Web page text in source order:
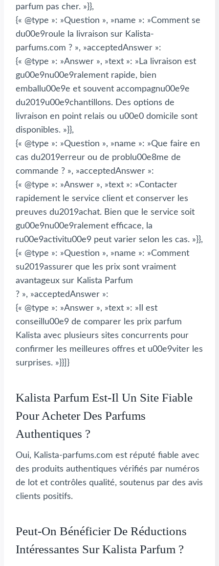
parfum pas cher. »}},
{« @type »: »Question », »name »: »Comment se
du00e9roule la livraison sur Kalista-
parfums.com ? », »acceptedAnswer »:
{« @type »: »Answer », »text »: »La livraison est
gu00e9nu00e9ralement rapide, bien
emballu00e9e et souvent accompagnu00e9e
du2019u00e9chantillons. Des options de
livraison en point relais ou u00e0 domicile sont
disponibles. »}},
{« @type »: »Question », »name »: »Que faire en
cas du2019erreur ou de problu00e8me de
commande ? », »acceptedAnswer »:
{« @type »: »Answer », »text »: »Contacter
rapidement le service client et conserver les
preuves du2019achat. Bien que le service soit
gu00e9nu00e9ralement efficace, la
ru00e9activitu00e9 peut varier selon les cas. »}},
{« @type »: »Question », »name »: »Comment
su2019assurer que les prix sont vraiment
avantageux sur Kalista Parfum
? », »acceptedAnswer »:
{« @type »: »Answer », »text »: »Il est
conseillu00e9 de comparer les prix parfum
Kalista avec plusieurs sites concurrents pour
confirmer les meilleures offres et u00e9viter les
surprises. »}}]}
Kalista Parfum Est-Il Un Site Fiable
Pour Acheter Des Parfums
Authentiques ?
Oui, Kalista-parfums.com est réputé fiable avec
des produits authentiques vérifiés par numéros
de lot et contrôles qualité, soutenus par des avis
clients positifs.
Peut-On Bénéficier De Réductions
Intéressantes Sur Kalista Parfum ?